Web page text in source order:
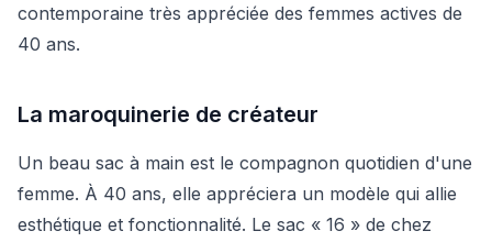
contemporaine très appréciée des femmes actives de
40 ans.
La maroquinerie de créateur
Un beau sac à main est le compagnon quotidien d'une
femme. À 40 ans, elle appréciera un modèle qui allie
esthétique et fonctionnalité. Le sac « 16 » de chez